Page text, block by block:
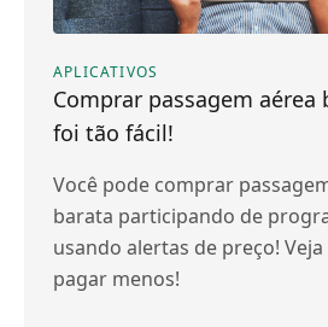
APLICATIVOS
Comprar passagem aérea
foi tão fácil!
Você pode comprar
barata participando de
usando alertas de preço!
pagar menos!